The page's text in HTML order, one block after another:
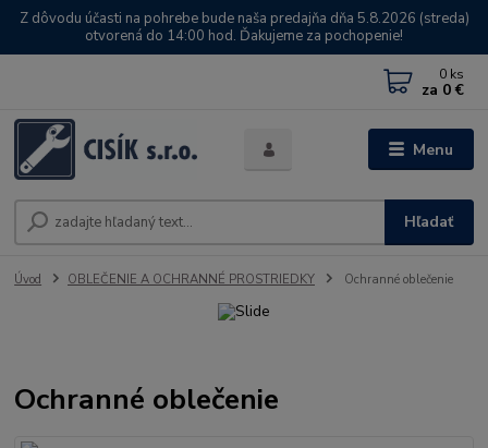
Z dôvodu účasti na pohrebe bude naša predajňa dňa 5.8.2026 (streda)
otvorená do 14:00 hod. Ďakujeme za pochopenie!
Menu
Hľadať
0 ks
za 0 €
Úvod OBLEČENIE A OCHRANNÉ PROSTRIEDKY Ochranné oblečenie
Ochranné oblečenie